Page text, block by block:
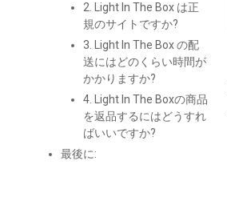
2. Light In The Box は正
規のサイトですか?
3. Light In The Box の配
送にはどのくらい時間が
かかりますか?
4. Light In The Boxの商品
を返品するにはどうすれ
ばいいですか?
最後に: